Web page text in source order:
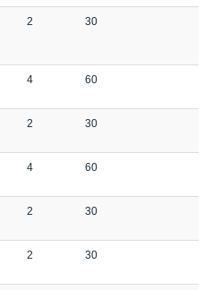
2 30
4 60
2 30
4 60
2 30
2 30